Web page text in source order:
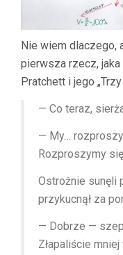
Nie wiem dlaczego,
pierwsza rzecz,
Pratchett i jego
— Co teraz,
— My…
Rozproszymy
Ostrożnie sunęli
przykucnął za
— Dobrze —
Złapaliście